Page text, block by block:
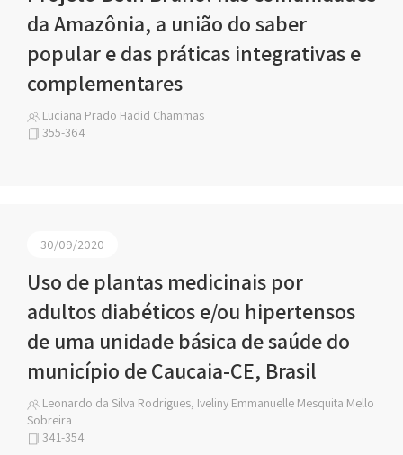
da Amazônia, a união do saber
popular e das práticas integrativas e
complementares
Luciana Prado Hadid Chammas
355-364
30/09/2020
Uso de plantas medicinais por
adultos diabéticos e/ou hipertensos
de uma unidade básica de saúde do
município de Caucaia-CE, Brasil
Leonardo da Silva Rodrigues, Iveliny Emmanuelle Mesquita Mello
Sobreira
341-354